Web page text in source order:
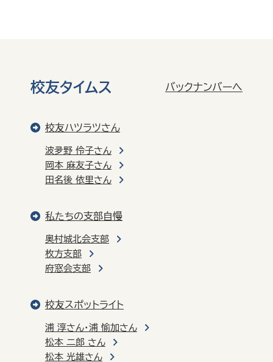
校友タイムス バックナンバーへ
校友ハツラツさん
波夛野 伶子さん
岡本 麻友子さん
田名後 依里さん
私たちの支部自慢
奥村城北会支部
枚方支部
府窓会支部
校友スポットライト
浦 淳さん・浦 愉加さん
松本 二郎 さん
松本 光雄さん